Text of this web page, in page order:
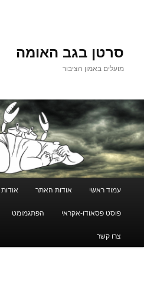
סרטן בגב האומה
מועלים באמון הציבור
עמוד ראשי אודות האתר
פוסט פסאודו-אקראי הפתגמומט
צרו קשר